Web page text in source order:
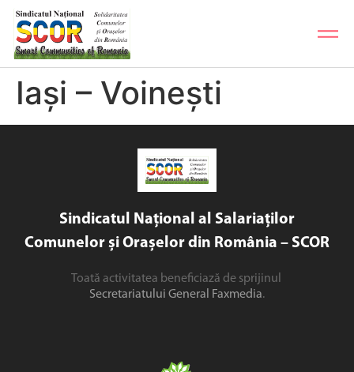
Iași – Voinești
Sindicatul Național al Salariaților
Comunelor și Orașelor din România – SCOR
Toată activitatea beneficiază de sprijinul
Secretariatului General Faxmedia.